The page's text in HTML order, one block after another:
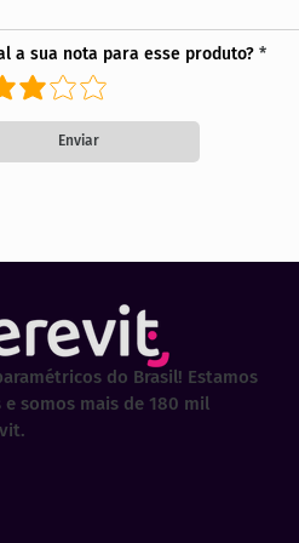
a sua nota para esse produto?
Enviar
do Brasil! Estamos
e somos mais de 180 mil